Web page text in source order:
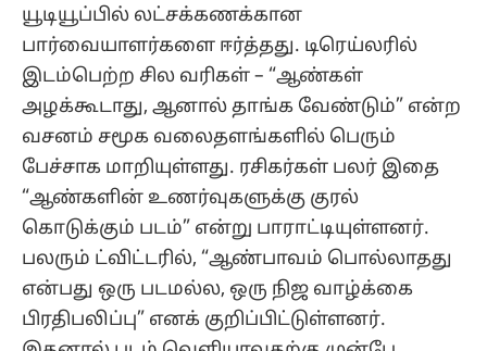
யூடியூப்பில் லட்சக்கணக்கான
பார்வையாளர்களை ஈர்த்தது. டிரெய்லரில்
இடம்பெற்ற சில வரிகள் – “ஆண்கள்
அழக்கூடாது, ஆனால் தாங்க வேண்டும்” என்ற
வசனம் சமூக வலைதளங்களில் பெரும்
பேச்சாக மாறியுள்ளது. ரசிகர்கள் பலர் இதை
“ஆண்களின் உணர்வுகளுக்கு குரல்
கொடுக்கும் படம்” என்று பாராட்டியுள்ளனர்.
பலரும் ட்விட்டரில், “ஆண்பாவம் பொல்லாதது
என்பது ஒரு படமல்ல, ஒரு நிஜ வாழ்க்கை
பிரதிபலிப்பு” எனக் குறிப்பிட்டுள்ளனர்.